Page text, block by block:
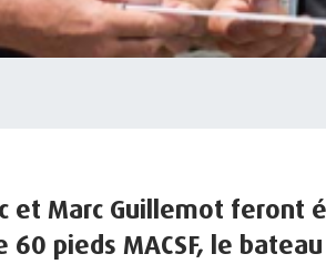
et Marc Guillemot feront
60 pieds MACSF, le